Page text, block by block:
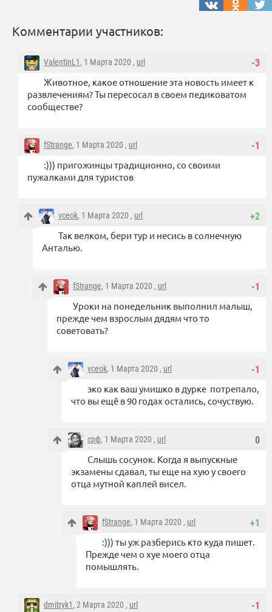
Комментарии участников:
-3
ValentinL1, 1 Марта 2020 , url
Животное, какое отношение эта новость имеет к
развлечениям? Ты пересосал в своем педиковатом
сообществе?
-1
fStrange, 1 Марта 2020 , url
:))) пригожинцы традиционно, со своими
пужалками для туристов
+2
vceok, 1 Марта 2020 , url
Так велком, бери тур и несись в солнечную
Анталью.
-1
fStrange, 1 Марта 2020 , url
Уроки на понедельник выполнил малыш,
прежде чем взрослым дядям что то
советовать?
-1
vceok, 1 Марта 2020 , url
эко как ваш умишко в дурке потрепало,
что вы ещё в 90 годах остались, сочуствую.
0
срф, 1 Марта 2020 , url
Слышь сосунок. Когда я выпускные
экзамены сдавал, ты еще на хую у своего
отца мутной каплей висел.
+1
fStrange, 1 Марта 2020 , url
:))) ты уж разберись кто куда пишет.
Прежде чем о хуе моего отца
помышлять.
-1
dmitryk1, 2 Марта 2020 , url